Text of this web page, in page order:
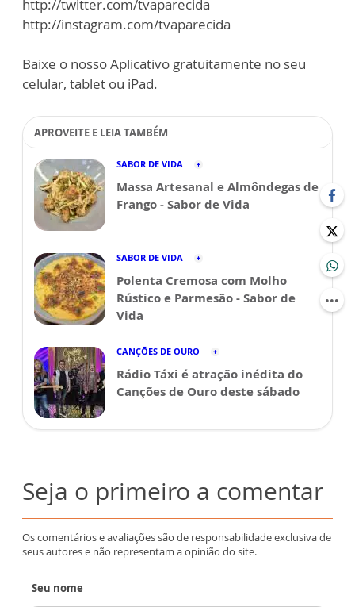
http://twitter.com/tvaparecida
http://instagram.com/tvaparecida
Baixe o nosso Aplicativo gratuitamente no seu
celular, tablet ou iPad.
APROVEITE E LEIA TAMBÉM
SABOR DE VIDA
Massa Artesanal e Almôndegas de
Frango - Sabor de Vida
SABOR DE VIDA
Polenta Cremosa com Molho
Rústico e Parmesão - Sabor de
Vida
CANÇÕES DE OURO
Rádio Táxi é atração inédita do
Canções de Ouro deste sábado
Seja o primeiro a comentar
Os comentários e avaliações são de responsabilidade exclusiva de
seus autores e não representam a opinião do site.
Seu nome